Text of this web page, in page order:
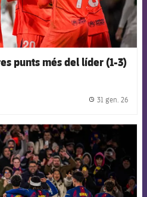
punts més del líder (1-3)
31 gen. 26
FCB Barcelona badge